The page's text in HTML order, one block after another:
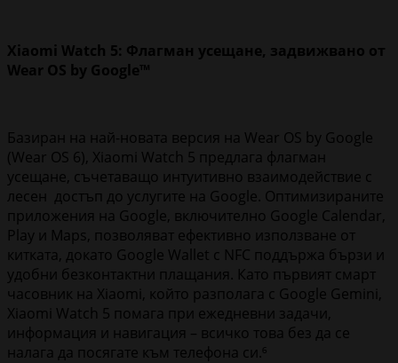
Xiaomi Watch 5: Флагман усещане, задвижвано от
Wear OS by Google™
Базиран на най-новата версия на Wear OS by Google
(Wear OS 6), Xiaomi Watch 5 предлага флагман
усещане, съчетаващо интуитивно взаимодействие с
лесен достъп до услугите на Google. Оптимизираните
приложения на Google, включително Google Calendar,
Play и Maps, позволяват ефективно използване от
китката, докато Google Wallet с NFC поддържа бързи и
удобни безконтактни плащания. Като първият смарт
часовник на Xiaomi, който разполага с Google Gemini,
Xiaomi Watch 5 помага при ежедневни задачи,
информация и навигация – всичко това без да се
налага да посягате към телефона си.⁶